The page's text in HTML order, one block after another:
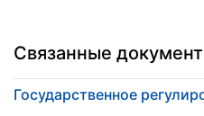
Связанные
Государственное